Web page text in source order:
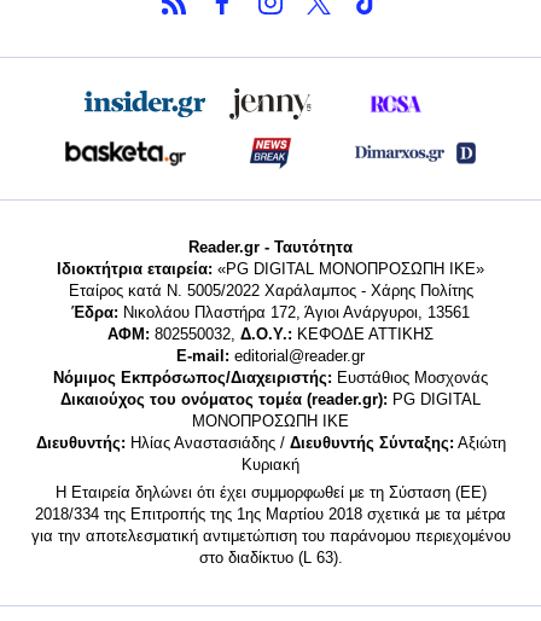
Reader.gr - Ταυτότητα
Ιδιοκτήτρια εταιρεία: «PG DIGITAL MONΟΠΡΟΣΩΠΗ ΙΚΕ»
Εταίρος κατά Ν. 5005/2022 Χαράλαμπος - Χάρης Πολίτης
Έδρα: Νικολάου Πλαστήρα 172, Άγιοι Ανάργυροι, 13561
ΑΦΜ: 802550032, Δ.Ο.Υ.: ΚΕΦΟΔΕ ΑΤΤΙΚΗΣ
E-mail: editorial@reader.gr
Νόμιμος Εκπρόσωπος/Διαχειριστής: Ευστάθιος Μοσχονάς
Δικαιούχος του ονόματος τομέα (reader.gr): PG DIGITAL
MONΟΠΡΟΣΩΠΗ ΙΚΕ
Διευθυντής: Ηλίας Αναστασιάδης / Διευθυντής Σύνταξης: Αξιώτη
Κυριακή
Η Εταιρεία δηλώνει ότι έχει συμμορφωθεί με τη Σύσταση (ΕΕ)
2018/334 της Επιτροπής της 1ης Μαρτίου 2018 σχετικά με τα μέτρα
για την αποτελεσματική αντιμετώπιση του παράνομου περιεχομένου
στο διαδίκτυο (L 63).